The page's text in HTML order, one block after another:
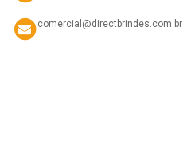
comercial@directbrindes.com.br